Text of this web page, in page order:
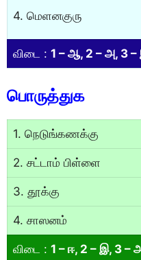
4. மெளனகுரு
விடை : 1 – ஆ, 2 – அ, 3 –
பொருத்துக
1. நெடுங்கணக்கு
2. சட்டாம் பிள்ளை
3. தூக்கு
4. சாஸனம்
விடை : 1 – ஈ, 2 – இ, 3 –